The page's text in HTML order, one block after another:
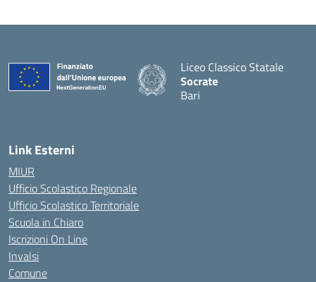
Liceo Classico Statale
Socrate
Bari
Link Esterni
MIUR
Ufficio Scolastico Regionale
Ufficio Scolastico Territoriale
Scuola in Chiaro
Iscrizioni On Line
Invalsi
Comune